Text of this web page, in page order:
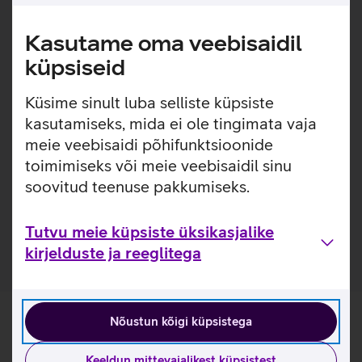
Kasutame oma veebisaidil
küpsiseid
Küsime sinult luba selliste küpsiste
kasutamiseks, mida ei ole tingimata vaja
meie veebisaidi põhifunktsioonide
toimimiseks või meie veebisaidil sinu
soovitud teenuse pakkumiseks.
Tutvu meie küpsiste üksikasjalike
kirjelduste ja reeglitega
Nõustun kõigi küpsistega
telefoni löökide eest ja pakkudes kõrgetasemelist kaitset
kriimustuste vastu, ilma et see kahjustaks seadme
funktsionaalsust ja välimust. Kaitseklaas on kaetud ka
spetsiaalse kihiga, mis vähendab sõrmejälgede tekkimist
klaasile.
Pakendis on kaasas raam, mis teeb koduse kaitseklaasi
paigalduse mugavamaks.
Paigaldusraam on valmistatud 100% taaskasutatud